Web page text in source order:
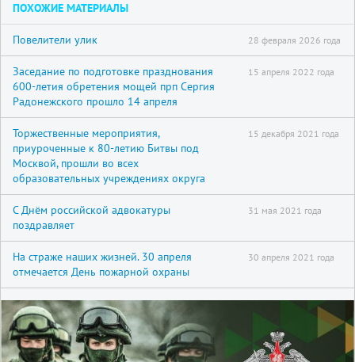
ПОХОЖИЕ МАТЕРИАЛЫ
Повелители улик 28 февраля 2026 года
Заседание по подготовке празднования
600-летия обретения мощей прп Сергия
Радонежского прошло 14 апреля
15 апреля 2022 года
Торжественные мероприятия,
приуроченные к 80-летию Битвы под
Москвой, прошли во всех
образовательных учреждениях округа
15 декабря 2021 года
С Днём российской адвокатуры
поздравляет
31 мая 2021 года
На страже наших жизней. 30 апреля
отмечается День пожарной охраны
30 апреля 2021 года